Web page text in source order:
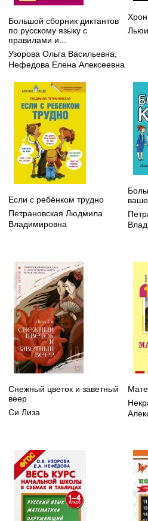
Большой сборник диктантов
по русскому языку с
правилами и...
Узорова Ольга Васильевна
Нефедова Елена Алексеевна
Если с ребёнком трудно
Петрановская Людмила
Владимировна
Снежный цветок и заветный
веер
Си Лиза